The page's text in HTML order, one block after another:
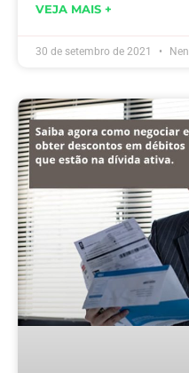
VEJA MAIS +
30 de setembro de 2021